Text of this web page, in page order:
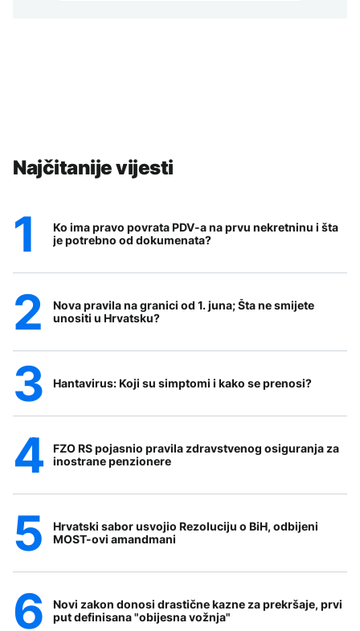
Najčitanije vijesti
Ko ima pravo povrata PDV-a na prvu nekretninu i šta
je potrebno od dokumenata?
Nova pravila na granici od 1. juna; Šta ne smijete
unositi u Hrvatsku?
Hantavirus: Koji su simptomi i kako se prenosi?
FZO RS pojasnio pravila zdravstvenog osiguranja za
inostrane penzionere
Hrvatski sabor usvojio Rezoluciju o BiH, odbijeni
MOST-ovi amandmani
Novi zakon donosi drastične kazne za prekršaje, prvi
put definisana "obijesna vožnja"